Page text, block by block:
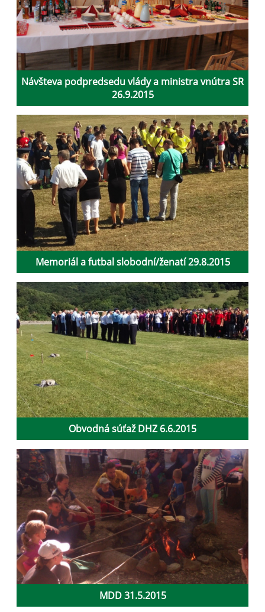
Návšteva podpredsedu vlády a ministra vnútra SR
26.9.2015
Memoriál a futbal slobodní/ženatí 29.8.2015
Obvodná súťaž DHZ 6.6.2015
MDD 31.5.2015